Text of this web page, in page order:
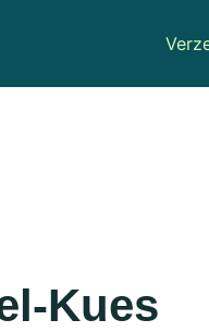
Kues